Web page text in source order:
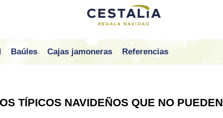
Baúles Cajas jamoneras Referencias
TÍPICOS NAVIDEÑOS QUE NO PUEDEN